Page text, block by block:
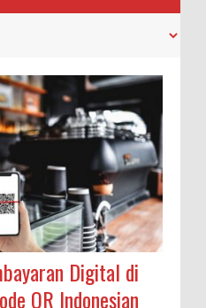
Digital di
QR Indonesian